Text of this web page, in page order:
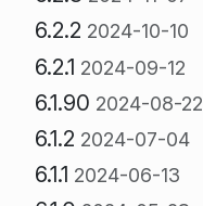
6.2.2 2024-10-10
6.2.1 2024-09-12
6.1.90 2024-08-22
6.1.2 2024-07-04
6.1.1 2024-06-13